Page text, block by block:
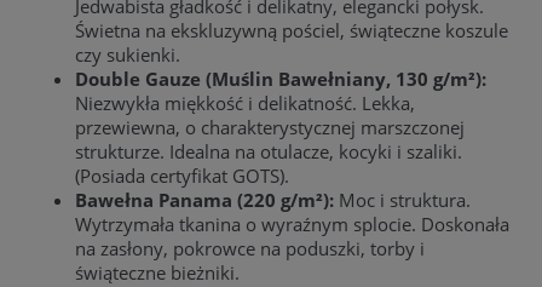
Jedwabista gładkość i delikatny, elegancki połysk.
Świetna na ekskluzywną pościel, świąteczne koszule
czy sukienki.
Double Gauze (Muślin Bawełniany, 130 g/m²):
Niezwykła miękkość i delikatność. Lekka,
przewiewna, o charakterystycznej marszczonej
strukturze. Idealna na otulacze, kocyki i szaliki.
(Posiada certyfikat GOTS).
Bawełna Panama (220 g/m²): Moc i struktura.
Wytrzymała tkanina o wyraźnym splocie. Doskonała
na zasłony, pokrowce na poduszki, torby i
świąteczne bieżniki.